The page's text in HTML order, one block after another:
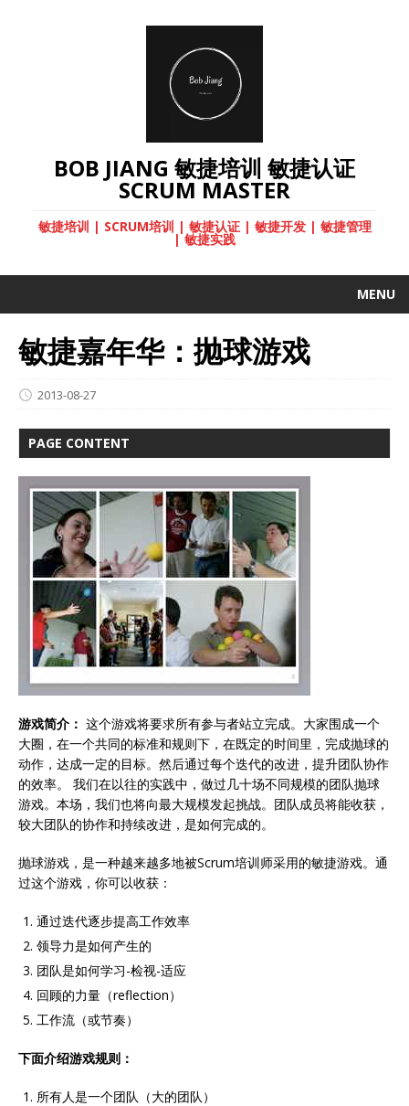
BOB JIANG 敏捷培训 敏捷认证
SCRUM MASTER
敏捷培训 | SCRUM培训 | 敏捷认证 | 敏捷开发 | 敏捷管理
| 敏捷实践
MENU
敏捷嘉年华：抛球游戏
2013-08-27
PAGE CONTENT
游戏简介： 这个游戏将要求所有参与者站立完成。大家围成一个
大圈，在一个共同的标准和规则下，在既定的时间里，完成抛球的
动作，达成一定的目标。然后通过每个迭代的改进，提升团队协作
的效率。 我们在以往的实践中，做过几十场不同规模的团队抛球
游戏。本场，我们也将向最大规模发起挑战。团队成员将能收获，
较大团队的协作和持续改进，是如何完成的。
抛球游戏，是一种越来越多地被Scrum培训师采用的敏捷游戏。通
过这个游戏，你可以收获：
通过迭代逐步提高工作效率
领导力是如何产生的
团队是如何学习-检视-适应
回顾的力量（reflection）
工作流（或节奏）
下面介绍游戏规则：
所有人是一个团队（大的团队）